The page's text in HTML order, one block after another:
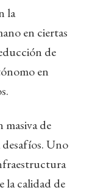
la
en ciertas
de
en
masiva de
Uno
la calidad de